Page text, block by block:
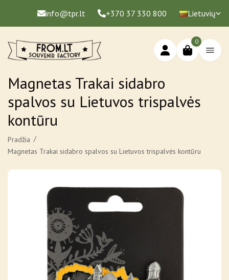
info@tpr.lt +370 37 330 800 Lietuvių
0
Magnetas Trakai sidabro
spalvos su Lietuvos trispalvės
kontūru
Pradžia
Magnetas Trakai sidabro spalvos su Lietuvos trispalvės kontūru